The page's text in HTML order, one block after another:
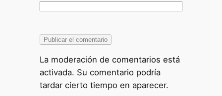
La moderación de comentarios está
activada. Su comentario podría
tardar cierto tiempo en aparecer.